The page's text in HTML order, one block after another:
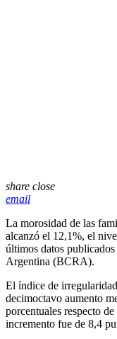
share close
email
La morosidad de las
alcanzó el 12,1%, el
últimos datos
Argentina (BCRA).
El índice de
decimoctavo aumento
porcentuales respecto
incremento fue de 8,4